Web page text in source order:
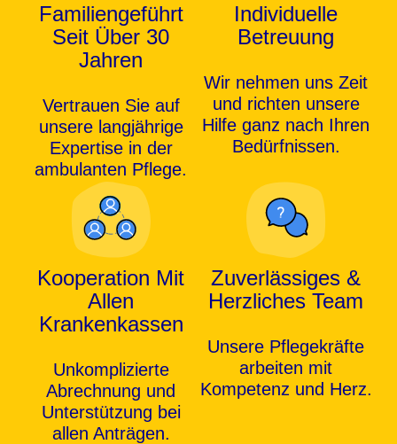
Familiengeführt
Seit Über 30
Jahren
Vertrauen Sie auf
unsere langjährige
Expertise in der
ambulanten Pflege.
Individuelle
Betreuung
Wir nehmen uns Zeit
und richten unsere
Hilfe ganz nach Ihren
Bedürfnissen.
Kooperation Mit
Allen
Krankenkassen
Unkomplizierte
Abrechnung und
Unterstützung bei
allen Anträgen.
Zuverlässiges &
Herzliches Team
Unsere Pflegekräfte
arbeiten mit
Kompetenz und Herz.